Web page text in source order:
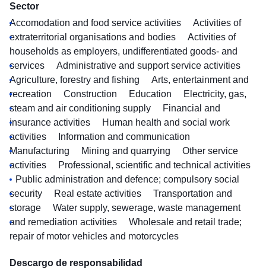
Sector
Accomodation and food service activities
Activities of
extraterritorial organisations and bodies
Activities of
households as employers, undifferentiated goods- and
services
Administrative and support service activities
Agriculture, forestry and fishing
Arts, entertainment and
recreation
Construction Education
Electricity, gas,
steam and air conditioning supply
Financial and
insurance activities
Human health and social work
activities
Information and communication
Manufacturing
Mining and quarrying
Other service
activities
Professional, scientific and technical activities
Public administration and defence; compulsory social
security
Real estate activities
Transportation and
storage
Water supply, sewerage, waste management
and remediation activities
Wholesale and retail trade;
repair of motor vehicles and motorcycles
Descargo de responsabilidad